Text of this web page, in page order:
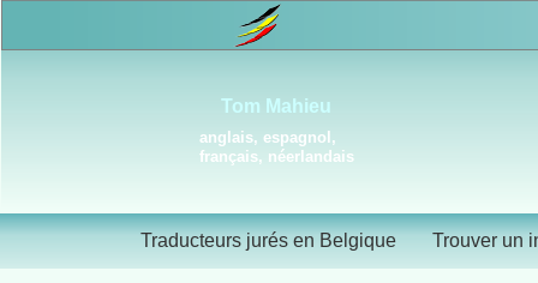
Traducteurs jurés en Belgique Trouver un
Tom Mahieu
anglais, espagnol,
français, néerlandais